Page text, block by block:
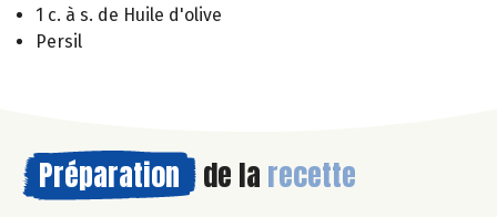
1 c. à s. de Huile d'olive
Persil
Préparation de la recette